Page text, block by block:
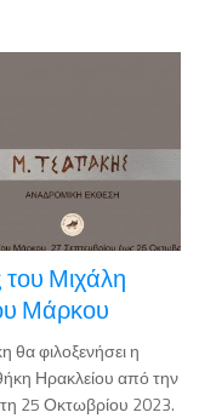
Μιχάλη
Μάρκου
φιλοξενήσει η
Ηρακλείου από την
25 Οκτωβρίου 2023.